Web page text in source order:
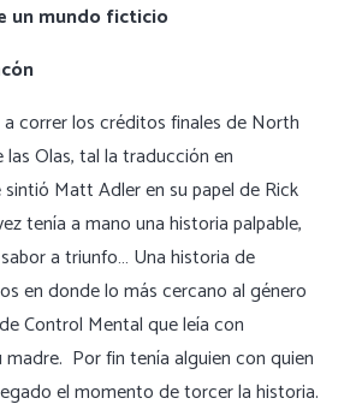
un mundo ficticio
correr los créditos finales de North
las Olas, tal la traducción en
Matt Adler en su papel de Rick
tenía a mano una historia palpable,
a triunfo… Una historia de
en donde lo más cercano al género
Control Mental que leía con
madre. Por fin tenía alguien con quien
el momento de torcer la historia.